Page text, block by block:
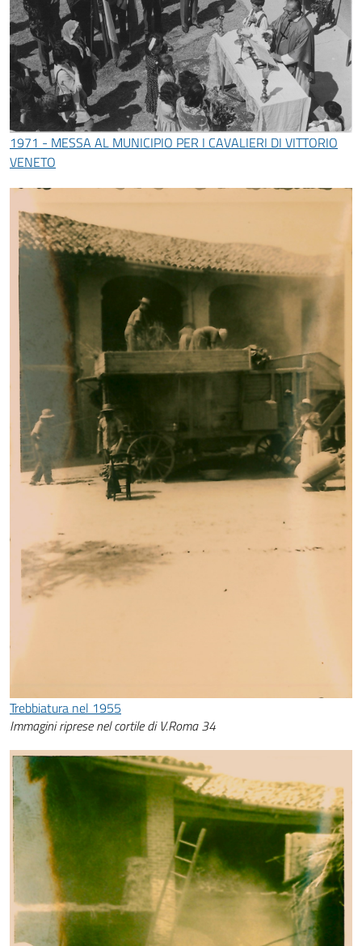
1971 - MESSA AL MUNICIPIO PER I CAVALIERI DI VITTORIO
VENETO
Trebbiatura nel 1955
Immagini riprese nel cortile di V.Roma 34